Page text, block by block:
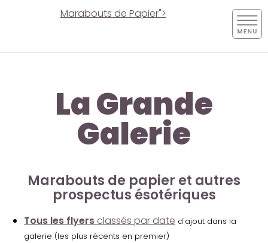
Marabouts de Papier">
La Grande
Galerie
Marabouts de papier et autres
prospectus ésotériques
Tous les flyers classés par date d'ajout dans la
galerie (les plus récents en premier)